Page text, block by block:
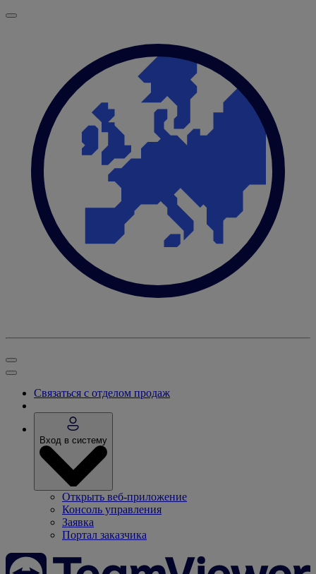
Связаться с отделом продаж
Вход в систему
Открыть веб-приложение
Консоль управления
Заявка
Портал заказчика